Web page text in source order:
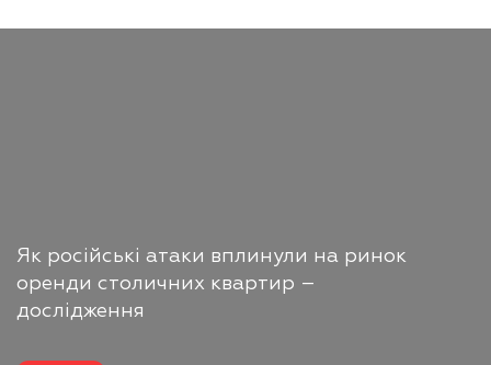
Як російські атаки вплинули на ринок
оренди столичних квартир –
дослідження